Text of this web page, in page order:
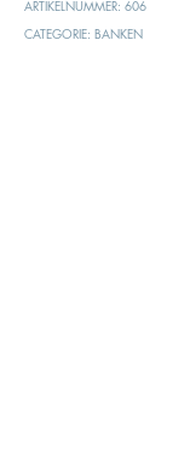
ARTIKELNUMMER: 606
CATEGORIE: BANKEN